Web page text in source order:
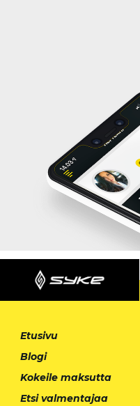
Etusivu
Blogi
Kokeile maksutta
Etsi valmentajaa